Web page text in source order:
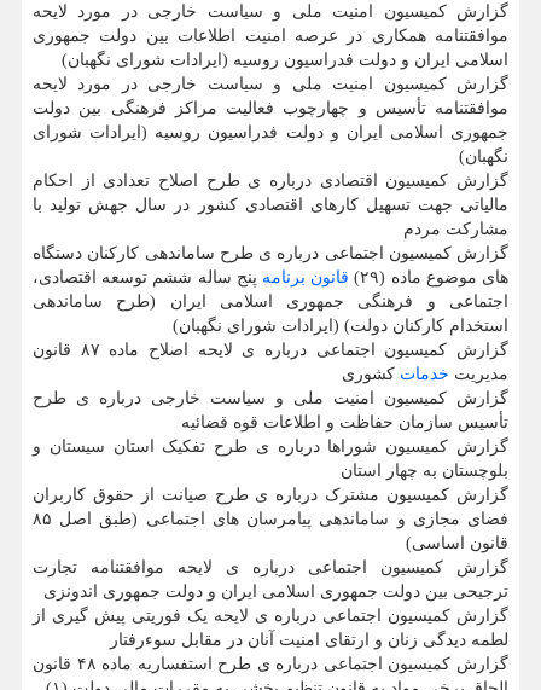
گزارش کمیسیون امنیت ملی و سیاست خارجی در مورد لایحه
موافقتنامه همکاری در عرصه امنیت اطلاعات بین دولت جمهوری
اسلامی ایران و دولت فدراسیون روسیه (ایرادات شورای نگهبان)
گزارش کمیسیون امنیت ملی و سیاست خارجی در مورد لایحه
موافقتنامه تأسیس و چهارچوب فعالیت مراکز فرهنگی بین دولت
جمهوری اسلامی ایران و دولت فدراسیون روسیه (ایرادات شورای
نگهبان)
گزارش کمیسیون اقتصادی درباره ی طرح اصلاح تعدادی از احکام
مالیاتی جهت تسهیل کارهای اقتصادی کشور در سال جهش تولید با
مشارکت مردم
گزارش کمیسیون اجتماعی درباره ی طرح ساماندهی کارکنان دستگاه
های موضوع ماده (۲۹)
قانون برنامه پنج ساله ششم توسعه اقتصادی،
اجتماعی و فرهنگی جمهوری اسلامی ایران (طرح ساماندهی
استخدام کارکنان دولت) (ایرادات شورای نگهبان)
گزارش کمیسیون اجتماعی درباره ی لایحه اصلاح ماده ۸۷ قانون
مدیریت خدمات کشوری
گزارش کمیسیون امنیت ملی و سیاست خارجی درباره ی طرح
تأسیس سازمان حفاظت و اطلاعات قوه قضائیه
گزارش کمیسیون شوراها درباره ی طرح تفکیک استان سیستان و
بلوچستان به چهار استان
گزارش کمیسیون مشترک درباره ی طرح صیانت از حقوق کاربران
فضای مجازی و ساماندهی پیامرسان های اجتماعی (طبق اصل ۸۵
قانون اساسی)
گزارش کمیسیون اجتماعی درباره ی لایحه موافقتنامه تجارت
ترجیحی بین دولت جمهوری اسلامی ایران و دولت جمهوری اندونزی
گزارش کمیسیون اجتماعی درباره ی لایحه یک فوریتی پیش گیری از
لطمه دیدگی زنان و ارتقای امنیت آنان در مقابل سوءرفتار
گزارش کمیسیون اجتماعی درباره ی طرح استفساریه ماده ۴۸ قانون